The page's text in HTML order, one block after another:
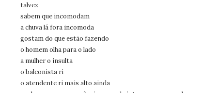
talvez
sabem que incomodam
a chuva lá fora incomoda
gostam do que estão fazendo
o homem olha para o lado
a mulher o insulta
o balconista ri
o atendente ri mais alto ainda